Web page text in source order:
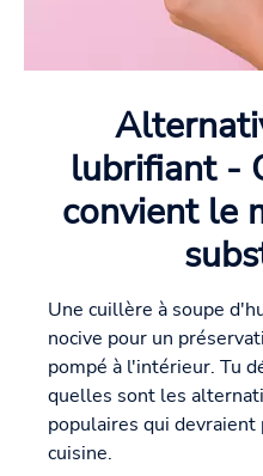
lubrifiant -
convient le
Une cuillère à soupe
nocive pour un
pompé à l'intérieur. Tu
quelles sont les
populaires qui
cuisine.